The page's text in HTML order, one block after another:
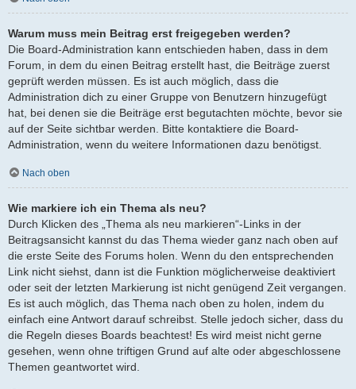
Warum muss mein Beitrag erst freigegeben werden?
Die Board-Administration kann entschieden haben, dass in dem
Forum, in dem du einen Beitrag erstellt hast, die Beiträge zuerst
geprüft werden müssen. Es ist auch möglich, dass die
Administration dich zu einer Gruppe von Benutzern hinzugefügt
hat, bei denen sie die Beiträge erst begutachten möchte, bevor sie
auf der Seite sichtbar werden. Bitte kontaktiere die Board-
Administration, wenn du weitere Informationen dazu benötigst.
Nach oben
Wie markiere ich ein Thema als neu?
Durch Klicken des „Thema als neu markieren“-Links in der
Beitragsansicht kannst du das Thema wieder ganz nach oben auf
die erste Seite des Forums holen. Wenn du den entsprechenden
Link nicht siehst, dann ist die Funktion möglicherweise deaktiviert
oder seit der letzten Markierung ist nicht genügend Zeit vergangen.
Es ist auch möglich, das Thema nach oben zu holen, indem du
einfach eine Antwort darauf schreibst. Stelle jedoch sicher, dass du
die Regeln dieses Boards beachtest! Es wird meist nicht gerne
gesehen, wenn ohne triftigen Grund auf alte oder abgeschlossene
Themen geantwortet wird.